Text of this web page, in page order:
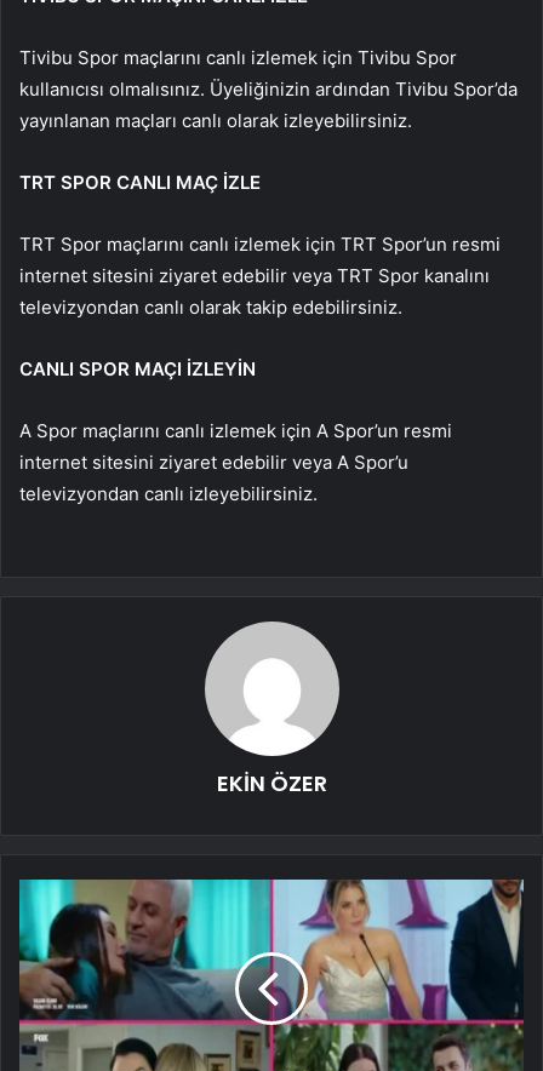
Tivibu Spor maçlarını canlı izlemek için Tivibu Spor
kullanıcısı olmalısınız. Üyeliğinizin ardından Tivibu Spor’da
yayınlanan maçları canlı olarak izleyebilirsiniz.
TRT SPOR CANLI MAÇ İZLE
TRT Spor maçlarını canlı izlemek için TRT Spor’un resmi
internet sitesini ziyaret edebilir veya TRT Spor kanalını
televizyondan canlı olarak takip edebilirsiniz.
CANLI SPOR MAÇI İZLEYİN
A Spor maçlarını canlı izlemek için A Spor’un resmi
internet sitesini ziyaret edebilir veya A Spor’u
televizyondan canlı izleyebilirsiniz.
EKİN ÖZER